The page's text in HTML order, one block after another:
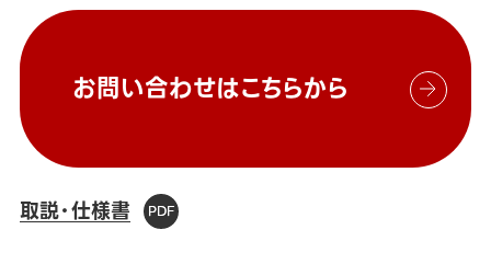
お問い合わせはこちらから
取説・仕様書